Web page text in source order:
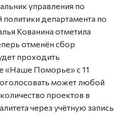
управления по
департамента по
Кованина отметила
отменён сбор
проходить
«Наше Поморье» с 11
может любой
проектов в
через учётную запись